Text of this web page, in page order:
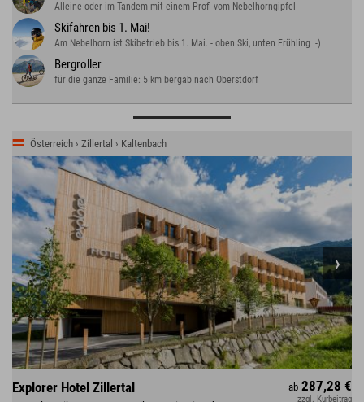
Alleine oder im Tandem mit einem Profi vom Nebelhorngipfel
Skifahren bis 1. Mai!
Am Nebelhorn ist Skibetrieb bis 1. Mai. - oben Ski, unten Frühling :-)
Bergroller
für die ganze Familie: 5 km bergab nach Oberstdorf
Österreich › Zillertal › Kaltenbach
Explorer Hotel Zillertal ab 287,28 €
zzgl. Kurbeitrag